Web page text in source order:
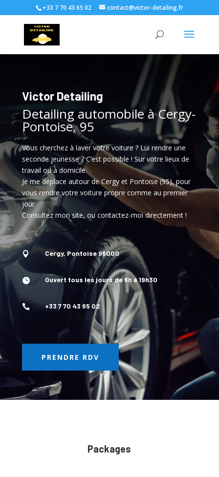
+33 7 70 43 65 02 contact@victor-detailing.fr
Victor Detailing
Detailing automobile à Cergy-
Pontoise, 95
Vous cherchez à laver votre voiture ? Lui rendre une
seconde jeunesse ? C’est possible ! Sur votre lieux de
travail ou à domicile.
Je me déplace autour de Cergy et Pontoise (95), pour
vous rendre votre voiture propre comme au premier
jour.
Consultez mon site, ou contactez-moi directement !
 Cergy, Pontoise 95000
 Ouvert tous les jours de 6h à 19h30
 +33 7 70 43 65 02
PRENDRE RDV
Packages